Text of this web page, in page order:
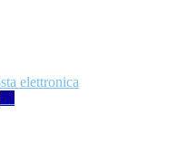
elettronica
57